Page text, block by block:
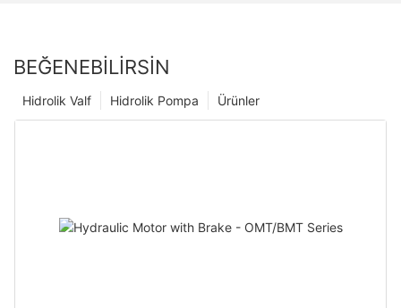
BEĞENEBILIRSIN
Ürünler
Hidrolik Pompa
Hidrolik Valf